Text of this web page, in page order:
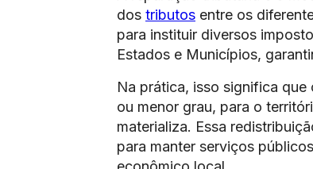
dos tributos entre os
para instituir diversos
Estados e Municípios,
Na prática, isso significa
ou menor grau, para o
materializa. Essa
para manter serviços